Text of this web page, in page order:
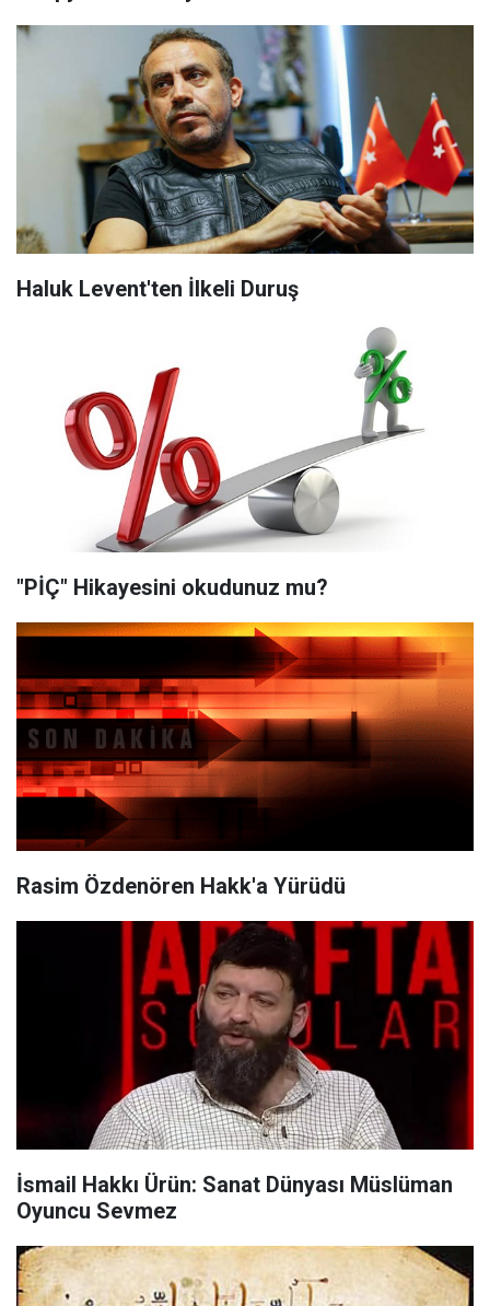
Haluk Levent'ten İlkeli Duruş
"PİÇ" Hikayesini okudunuz mu?
Rasim Özdenören Hakk'a Yürüdü
İsmail Hakkı Ürün: Sanat Dünyası Müslüman
Oyuncu Sevmez